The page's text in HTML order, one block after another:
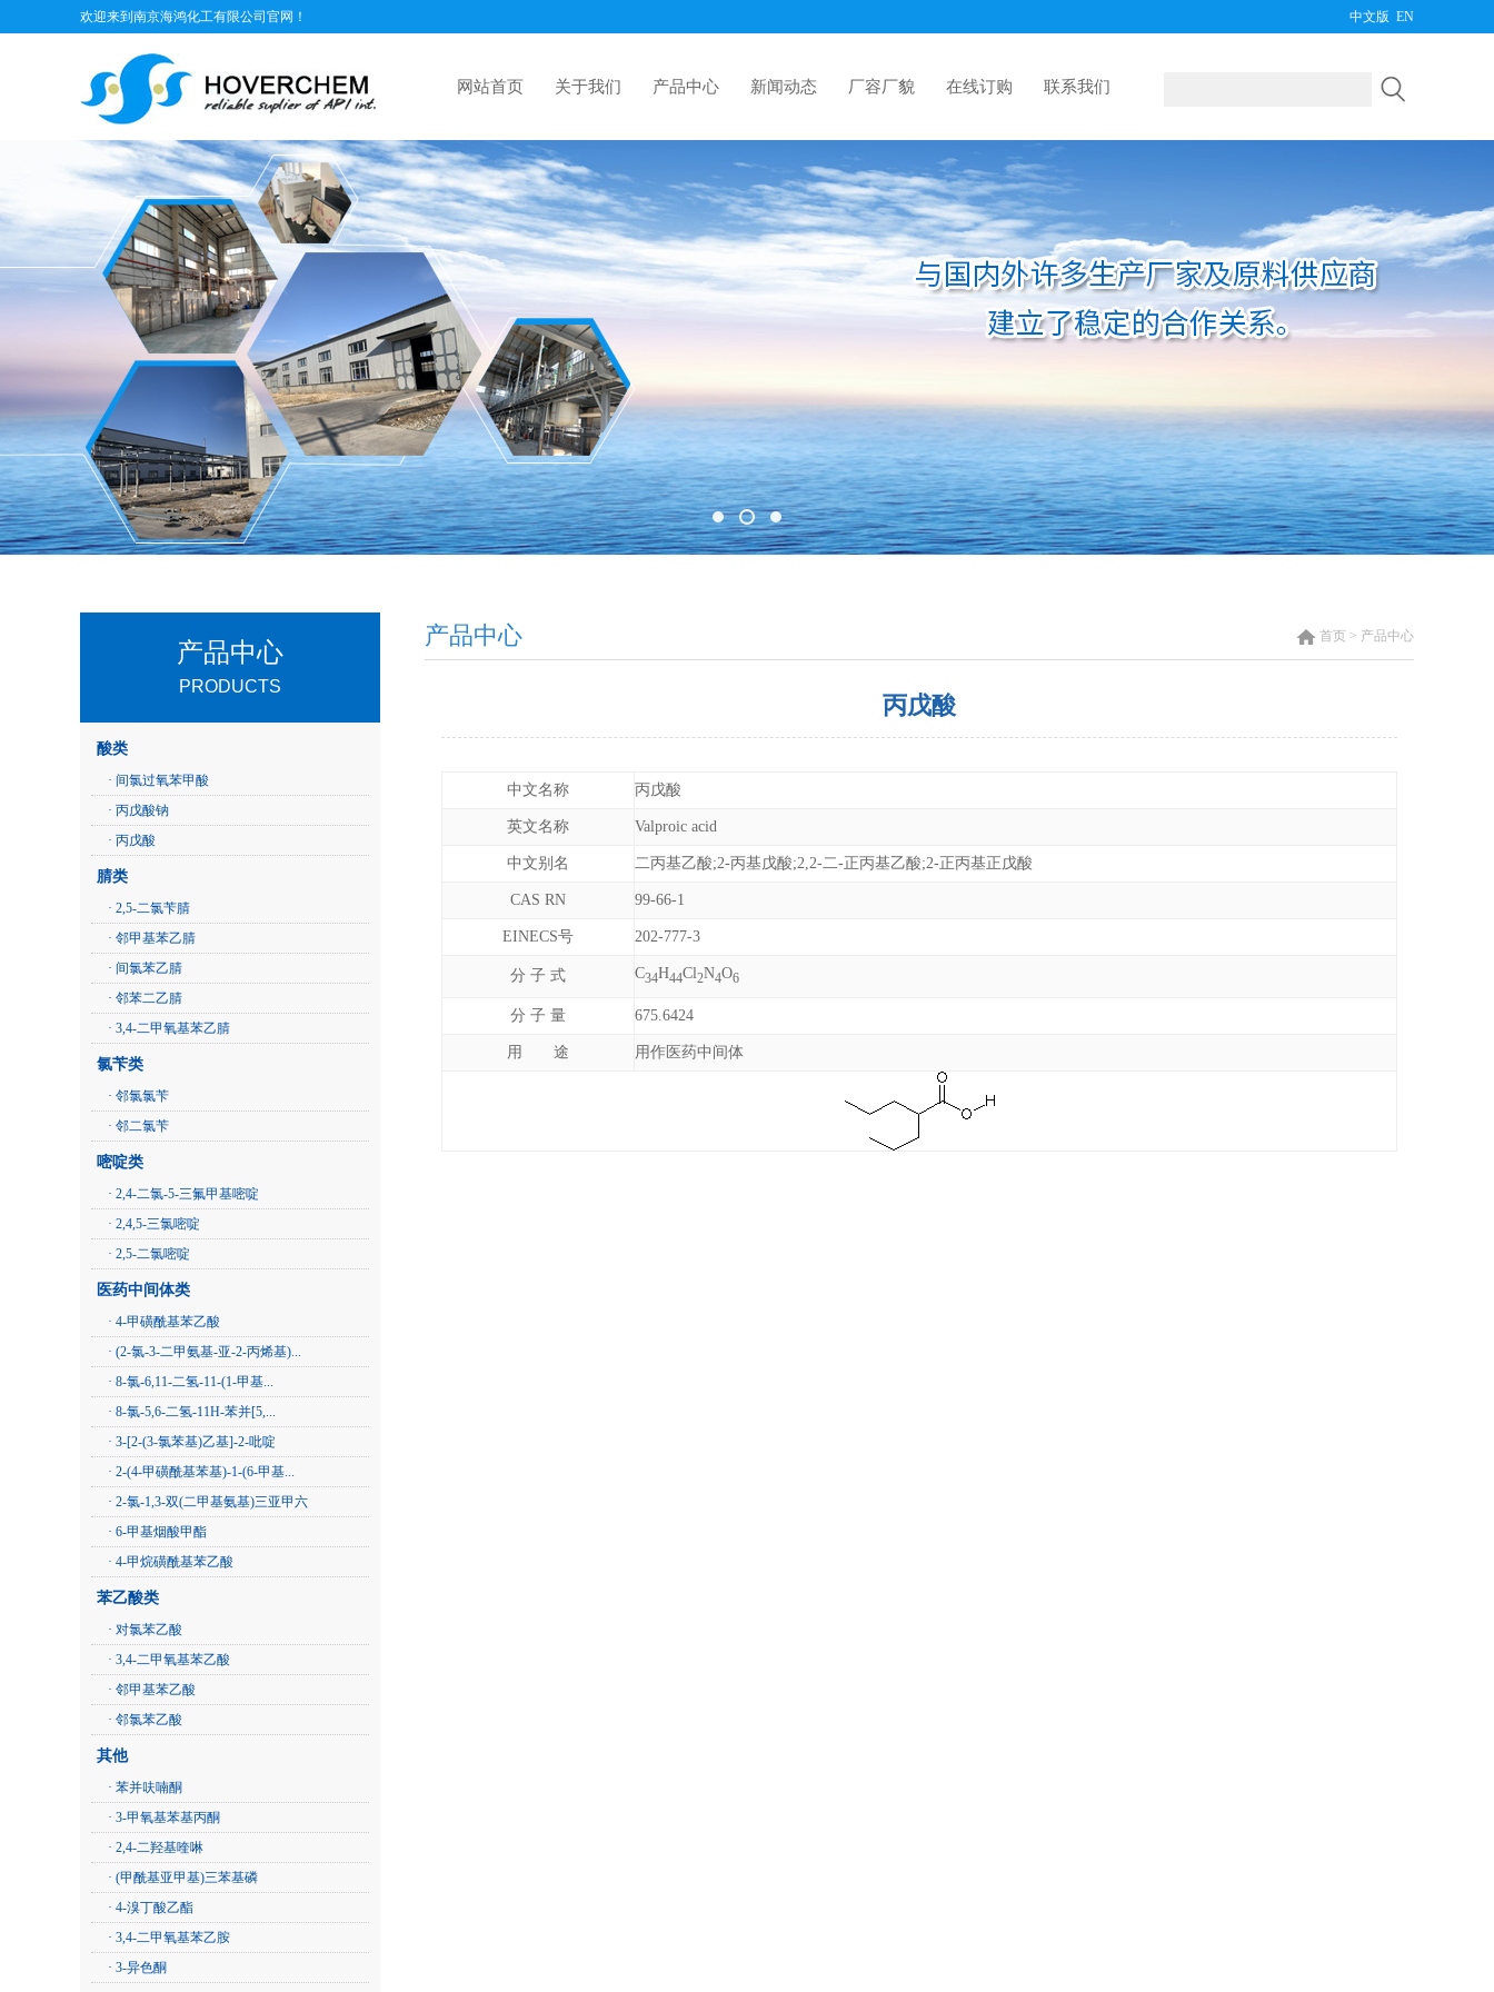
欢迎来到南京海鸿化工有限公司官网！ 中文版 EN
网站首页 关于我们 产品中心 新闻动态 厂容厂貌 在线订购 联系我们
1
产品中心
PRODUCTS
酸类
· 间氯过氧苯甲酸
· 丙戊酸钠
· 丙戊酸
腈类
· 2,5-二氯苄腈
· 邻甲基苯乙腈
· 间氯苯乙腈
· 邻苯二乙腈
· 3,4-二甲氧基苯乙腈
氯苄类
· 邻氯氯苄
· 邻二氯苄
嘧啶类
· 2,4-二氯-5-三氟甲基嘧啶
· 2,4,5-三氯嘧啶
· 2,5-二氯嘧啶
医药中间体类
· 4-甲磺酰基苯乙酸
· (2-氯-3-二甲氨基-亚-2-丙烯基)...
· 8-氯-6,11-二氢-11-(1-甲基...
· 8-氯-5,6-二氢-11H-苯并[5,...
· 3-[2-(3-氯苯基)乙基]-2-吡啶
· 2-(4-甲磺酰基苯基)-1-(6-甲基...
· 2-氯-1,3-双(二甲基氨基)三亚甲六
· 6-甲基烟酸甲酯
· 4-甲烷磺酰基苯乙酸
苯乙酸类
· 对氯苯乙酸
· 3,4-二甲氧基苯乙酸
· 邻甲基苯乙酸
· 邻氯苯乙酸
其他
· 苯并呋喃酮
· 3-甲氧基苯基丙酮
· 2,4-二羟基喹啉
· (甲酰基亚甲基)三苯基磷
· 4-溴丁酸乙酯
· 3,4-二甲氧基苯乙胺
· 3-异色酮
产品中心 首页 > 产品中心
丙戊酸
中文名称 丙戊酸
英文名称 Valproic acid
中文别名 二丙基乙酸;2-丙基戊酸;2,2-二-正丙基乙酸;2-正丙基正戊酸
CAS RN 99-66-1
EINECS号 202-777-3
分 子 式 C34H44Cl2N4O6
分 子 量 675.6424
用 途 用作医药中间体